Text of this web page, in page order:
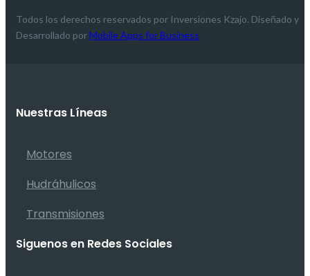
Todos los derechos reservados por Inversiones Kzajo. Diseñado y
Desarrollado porMobile Apps for Business
Nuestras Líneas
Motores
Hudráhulicos
Transmisiones
Siguenos en Redes Sociales